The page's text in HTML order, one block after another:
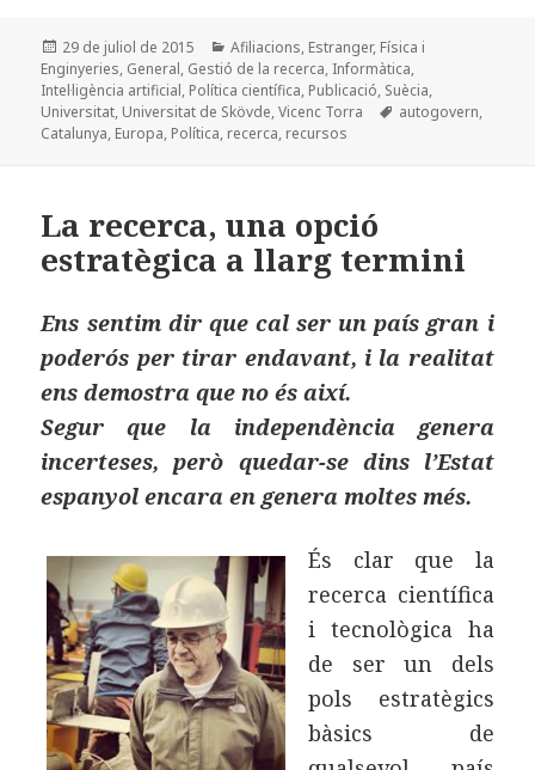
c
e
b
o
k
to
d
o
n
l
m
p
a
rt
x
Publicat
el
29 de juliol de 2015 Categories
Afiliacions, Estranger, Física i
Enginyeries, General, Gestió de la recerca, Informàtica,
Intel·ligència artificial, Política científica, Publicació, Suècia,
Universitat, Universitat de Skövde,Vicenc Torra Etiquetes
autogovern,
Catalunya, Europa, Política, recerca, recursos
La recerca, una opció
estratègica a llarg termini
Ens sentim dir que cal ser un país gran i
poderós per tirar endavant, i la realitat
ens demostra que no és així.
Segur que la independència genera
incerteses, però quedar-se dins l’Estat
espanyol encara en genera moltes més.
És clar que la
recerca científica
i tecnològica ha
de ser un dels
pols estratègics
bàsics de